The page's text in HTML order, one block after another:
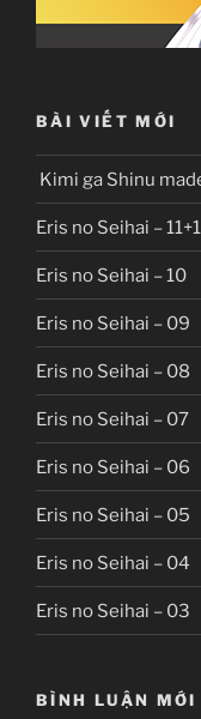
BÀI VIẾT MỚI
Kimi ga Shinu
Eris no Seihai –
Eris no Seihai – 10
Eris no Seihai – 09
Eris no Seihai – 08
Eris no Seihai – 07
Eris no Seihai – 06
Eris no Seihai – 05
Eris no Seihai – 04
Eris no Seihai – 03
BÌNH LUẬN MỚI